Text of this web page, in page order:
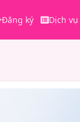
Đăng ký Dịch vụ